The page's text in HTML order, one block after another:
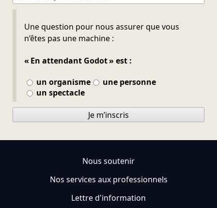
Une question pour nous assurer que vous
n’êtes pas une machine :
« En attendant Godot » est :
un organisme
une personne
un spectacle
Ne pas remplir
Je m’inscris
Nous soutenir
Nos services aux professionnels
Lettre d'information